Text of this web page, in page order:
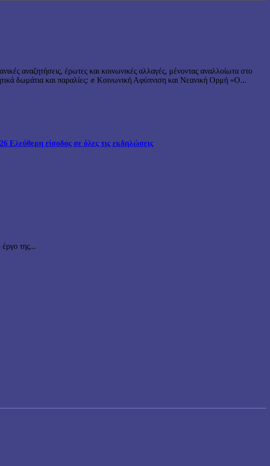
αναζητήσεις, έρωτες και κοινωνικές αλλαγές, μένοντας αναλλοίωτα στο
δωμάτια και παραλίες: ✊ Κοινωνική Αφύπνιση και Νεανική Ορμή «Ο...
είσοδος σε όλες τις εκδηλώσεις
της...